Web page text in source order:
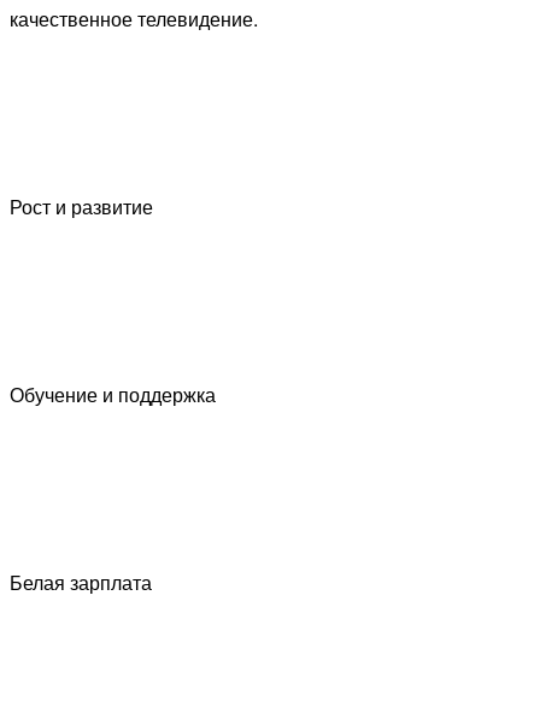
качественное телевидение.
Рост и развитие
Обучение и поддержка
Белая зарплата